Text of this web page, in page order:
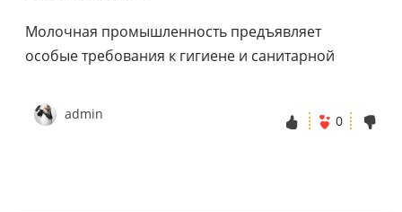
Молочная промышленность предъявляет
особые требования к гигиене и санитарной
admin 0